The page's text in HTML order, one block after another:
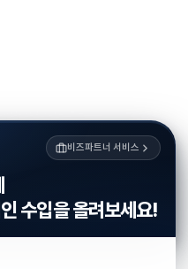
비즈파트너 서비스
수입을 올려보세요!